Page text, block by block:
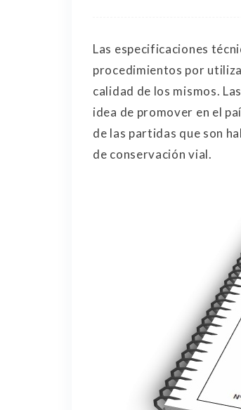
Las especificaciones
procedimientos por
calidad de los mismos.
idea de promover en el
de las partidas que son
de conservación vial.